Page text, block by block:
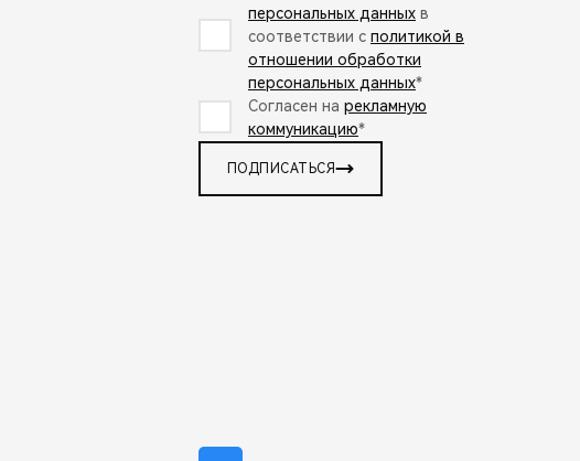
персональных данных в
соответствии с политикой в
отношении обработки
персональных данных*
Согласен на рекламную
коммуникацию*
ПОДПИСАТЬСЯ